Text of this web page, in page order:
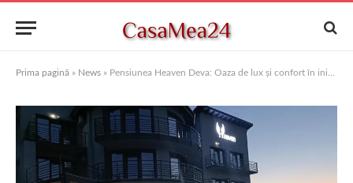
Prima pagină » News » Pensiunea Heaven Deva: Oaza de lux și confort în inima Transilvaniei